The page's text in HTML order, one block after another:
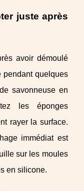
juste après
avoir démoulé
pendant quelques
savonneuse en
les éponges
rayer la surface.
immédiat est
sur les moules
en silicone.